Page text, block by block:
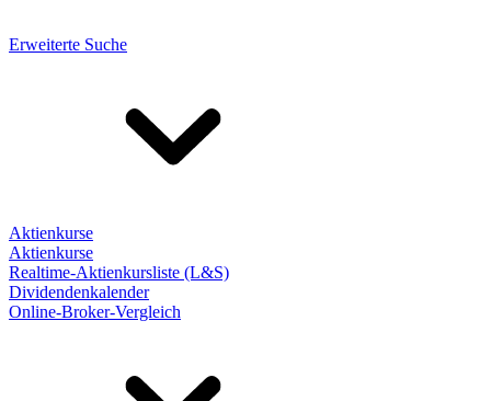
Erweiterte Suche
Aktienkurse
Aktienkurse
Realtime-Aktienkursliste (L&S)
Dividendenkalender
Online-Broker-Vergleich